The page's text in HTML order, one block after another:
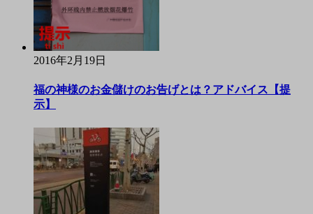
2016年2月19日
福の神様のお金儲けのお告げとは？アドバイス【提
示】